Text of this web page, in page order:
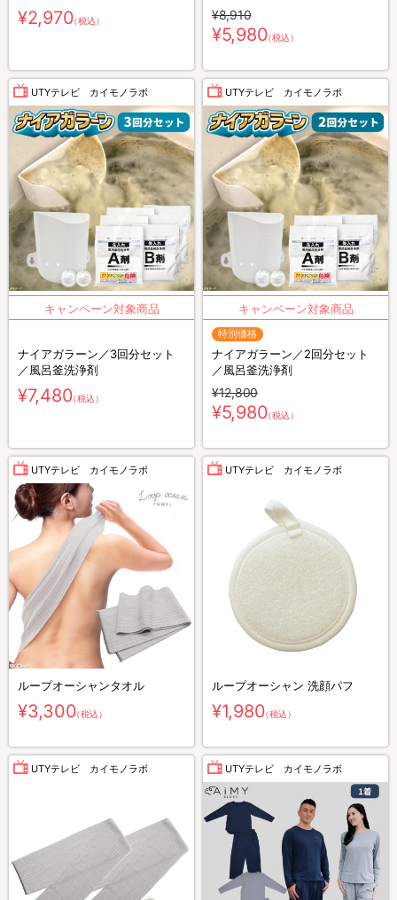
¥2,970（税込） ¥8,910
¥5,980（税込）
UTYテレビ カイモノラボ
ナイアガラーン／3回分セット
／風呂釜洗浄剤
¥7,480（税込）
UTYテレビ カイモノラボ
特別価格
ナイアガラーン／2回分セット
／風呂釜洗浄剤
¥12,800
¥5,980（税込）
UTYテレビ カイモノラボ
ループオーシャンタオル
¥3,300（税込）
UTYテレビ カイモノラボ
ループオーシャン 洗顔パフ
¥1,980（税込）
UTYテレビ カイモノラボ UTYテレビ カイモノラボ